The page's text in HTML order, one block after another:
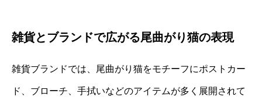
雑貨とブランドで広がる尾曲がり猫の表現
雑貨ブランドでは、尾曲がり猫をモチーフにポストカー
ド、ブローチ、手拭いなどのアイテムが多く展開されて